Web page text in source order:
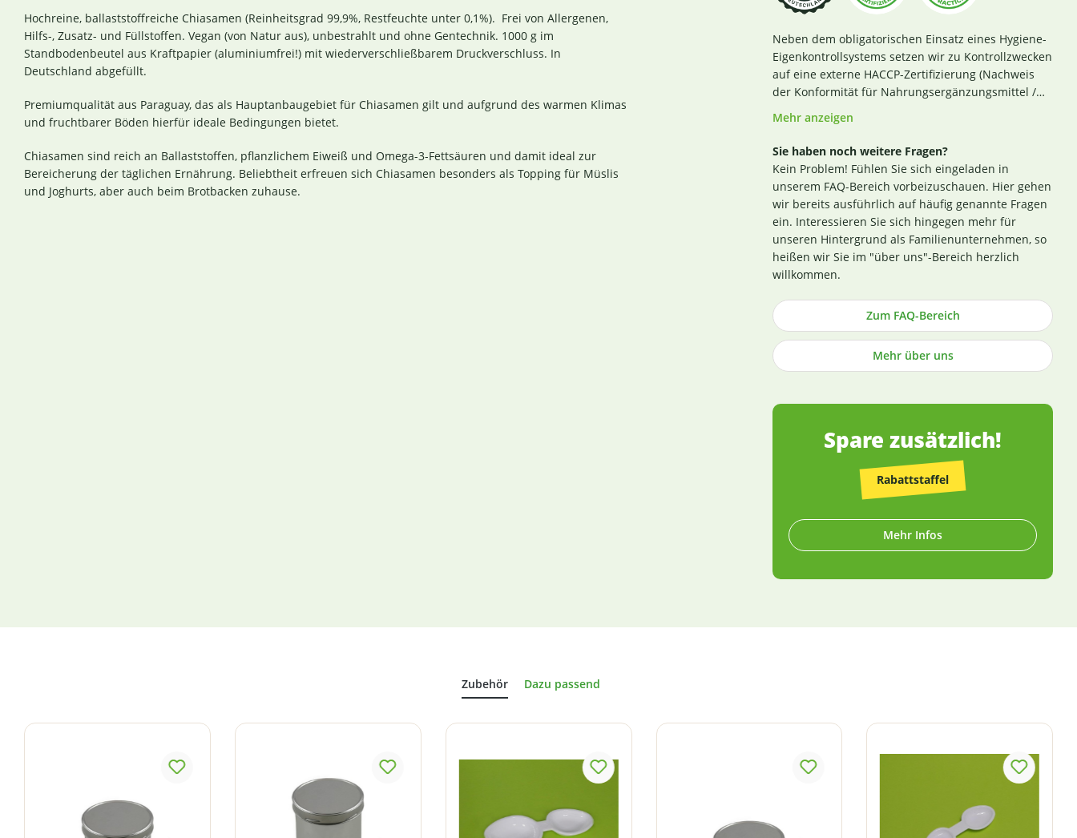
Hochreine, ballaststoffreiche Chiasamen (Reinheitsgrad 99,9%, Restfeuchte unter 0,1%). Frei von Allergenen,
Hilfs-, Zusatz- und Füllstoffen. Vegan (von Natur aus), unbestrahlt und ohne Gentechnik. 1000 g im
Standbodenbeutel aus Kraftpapier (aluminiumfrei!) mit wiederverschließbarem Druckverschluss. In
Deutschland abgefüllt.
Premiumqualität aus Paraguay, das als Hauptanbaugebiet für Chiasamen gilt und aufgrund des warmen Klimas
und fruchtbarer Böden hierfür ideale Bedingungen bietet.
Chiasamen sind reich an Ballaststoffen, pflanzlichem Eiweiß und Omega-3-Fettsäuren und damit ideal zur
Bereicherung der täglichen Ernährung. Beliebtheit erfreuen sich Chiasamen besonders als Topping für Müslis
und Joghurts, aber auch beim Brotbacken zuhause.
Neben dem obligatorischen Einsatz eines Hygiene-
Eigenkontrollsystems setzen wir zu Kontrollzwecken
auf eine externe HACCP-Zertifizierung (Nachweis
der Konformität für Nahrungsergänzungsmittel /
Lebensmittel nach den Richtlinien des Codex
Alimentarius und der Verordnung EG Nr. 852 / 2004
des Europäischen Parlaments). Das aktuelle
Zertifikat finden Sie
hier
. Darüber hinaus beginnt
für uns die Sicherstellung einer erstklassigen
Produktqualität bereits bei der strengen
Durchleuchtung und Auswahl unserer
(Rohstoff-)Lieferanten. Die Produktion nach GMP-
Richtlinie ist hierbei ein wichtiges Kriterium.
Losgelöst von den Tests der Hersteller untersuchen
sein, einen Großteil der Rohstoffe in unabhängigen
Laboren in Deutschland und weisen dies durch die
Veröffentlichung entsprechender Zertifikate nach
(im Regelfall direkt an der Produktbeschreibung).
Die Herstellung von Kapseln und Tabletten sowie
Deutschland (die wenigen Ausnahmen sind
Mehr anzeigen
Sie haben noch weitere Fragen?
Kein Problem! Fühlen Sie sich eingeladen in
unserem FAQ-Bereich vorbeizuschauen. Hier gehen
wir bereits ausführlich auf häufig genannte Fragen
ein. Interessieren Sie sich hingegen mehr für
unseren Hintergrund als Familienunternehmen, so
heißen wir Sie im "über uns"-Bereich herzlich
willkommen.
Zum FAQ-Bereich
Mehr über uns
Spare zusätzlich!
Rabattstaffel
Mehr Infos
Produktgalerie überspringen